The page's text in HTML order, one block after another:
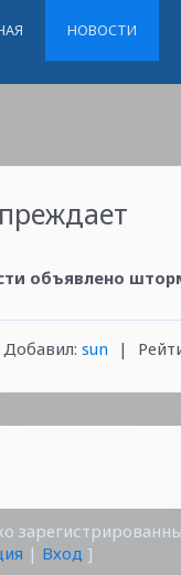
НОВОСТИ
объявлено
Добавил: sun |
| Вход ]